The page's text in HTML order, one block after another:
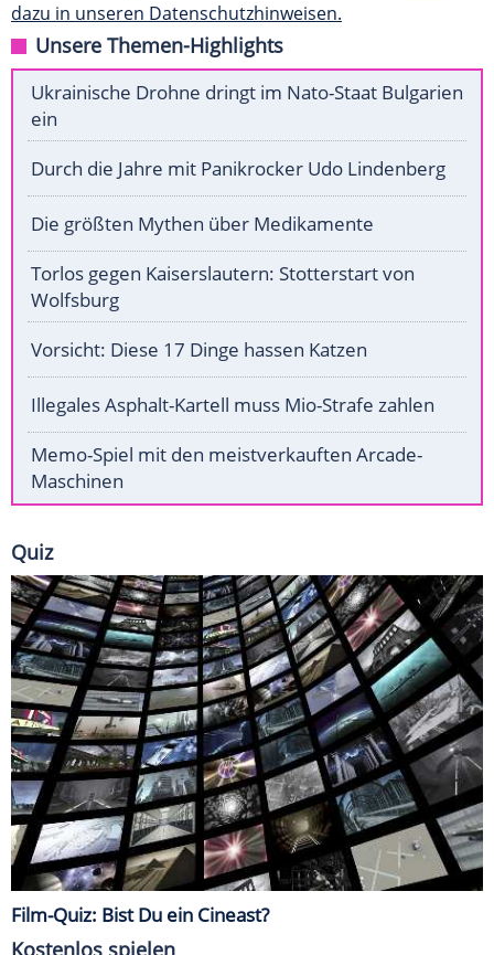
dazu in unseren Datenschutzhinweisen.
Unsere Themen-Highlights
Ukrainische Drohne dringt im Nato-Staat Bulgarien
ein
Durch die Jahre mit Panikrocker Udo Lindenberg
Die größten Mythen über Medikamente
Torlos gegen Kaiserslautern: Stotterstart von
Wolfsburg
Vorsicht: Diese 17 Dinge hassen Katzen
Illegales Asphalt-Kartell muss Mio-Strafe zahlen
Memo-Spiel mit den meistverkauften Arcade-
Maschinen
Quiz
Film-Quiz: Bist Du ein Cineast?
Kostenlos spielen